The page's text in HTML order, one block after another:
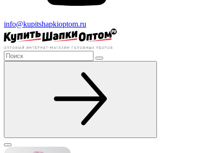
info@kupitshapkioptom.ru